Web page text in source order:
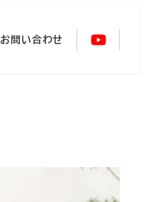
お問い合わせ